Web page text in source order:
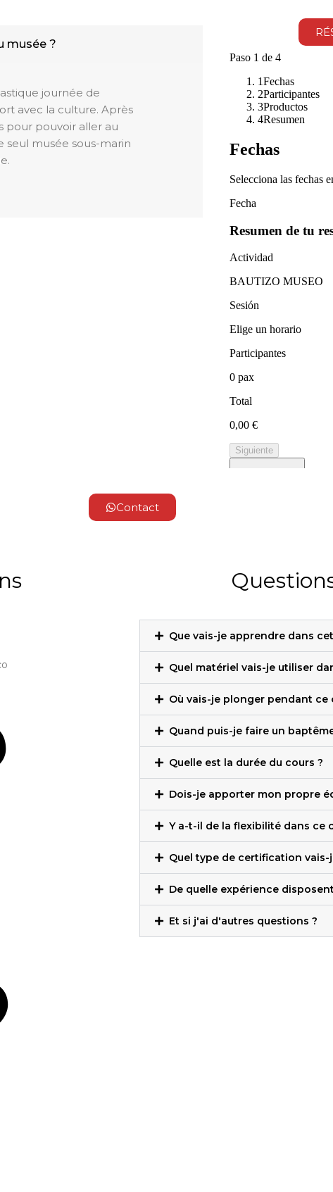
triple
au Musée
185 € par personne | Journée complète
musée ?
journée de
avec la culture. Après
pour pouvoir aller au
seul musée sous-marin
Contact
Que vais-je apprendre dans
Quel matériel vais-je utiliser
Où vais-je plonger pendant ce
Quand puis-je faire un
Quelle est la durée du cours ?
Dois-je apporter mon propre
Y a-t-il de la flexibilité dans ce
Quel type de certification vais-
De quelle expérience
Et si j'ai d'autres questions ?